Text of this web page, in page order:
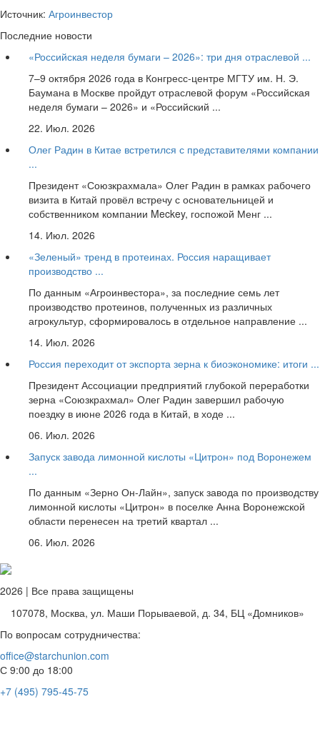
Источник: Агроинвестор
Последние новости
«Российская неделя бумаги – 2026»: три дня отраслевой ...
7–9 октября 2026 года в Конгресс-центре МГТУ им. Н. Э.
Баумана в Москве пройдут отраслевой форум «Российская
неделя бумаги – 2026» и «Российский ...
22. Июл. 2026
Олег Радин в Китае встретился с представителями компании
...
Президент «Союзкрахмала» Олег Радин в рамках рабочего
визита в Китай провёл встречу с основательницей и
собственником компании Meckey, госпожой Менг ...
14. Июл. 2026
«Зеленый» тренд в протеинах. Россия наращивает
производство ...
По данным «Агроинвестора», за последние семь лет
производство протеинов, полученных из различных
агрокультур, сформировалось в отдельное направление ...
14. Июл. 2026
Россия переходит от экспорта зерна к биоэкономике: итоги ...
Президент Ассоциации предприятий глубокой переработки
зерна «Союзкрахмал» Олег Радин завершил рабочую
поездку в июне 2026 года в Китай, в ходе ...
06. Июл. 2026
Запуск завода лимонной кислоты «Цитрон» под Воронежем
...
По данным «Зерно Он-Лайн», запуск завода по производству
лимонной кислоты «Цитрон» в поселке Анна Воронежской
области перенесен на третий квартал ...
06. Июл. 2026
2026 | Все права защищены
107078, Москва, ул. Маши Порываевой, д. 34, БЦ «Домников»
По вопросам сотрудничества:
office@starchunion.com
С 9:00 до 18:00
+7 (495) 795-45-75